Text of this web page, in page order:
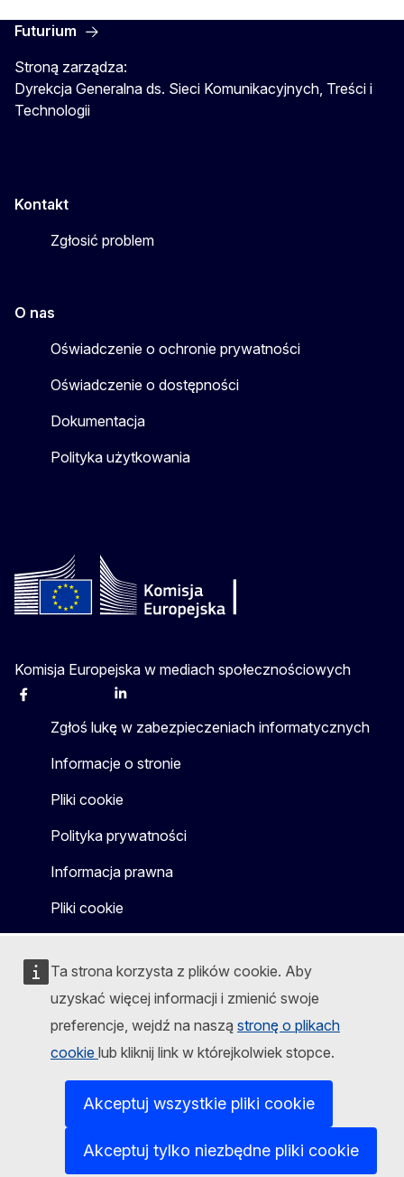
Ta strona korzysta z plików cookie. Aby
uzyskać więcej informacji i zmienić swoje
preferencje, wejdź na naszą stronę o plikach
cookie lub kliknij link w którejkolwiek stopce.
Akceptuj wszystkie pliki cookie
Akceptuj tylko niezbędne pliki cookie
Futurium
Stroną zarządza:
Dyrekcja Generalna ds. Sieci Komunikacyjnych, Treści i
Technologii
Kontakt
Zgłosić problem
O nas
Oświadczenie o ochronie prywatności
Oświadczenie o dostępności
Dokumentacja
Polityka użytkowania
Komisja Europejska w mediach społecznościowych
Facebook Linkedin
Zgłoś lukę w zabezpieczeniach informatycznych
Informacje o stronie
Pliki cookie
Polityka prywatności
Informacja prawna
Pliki cookie